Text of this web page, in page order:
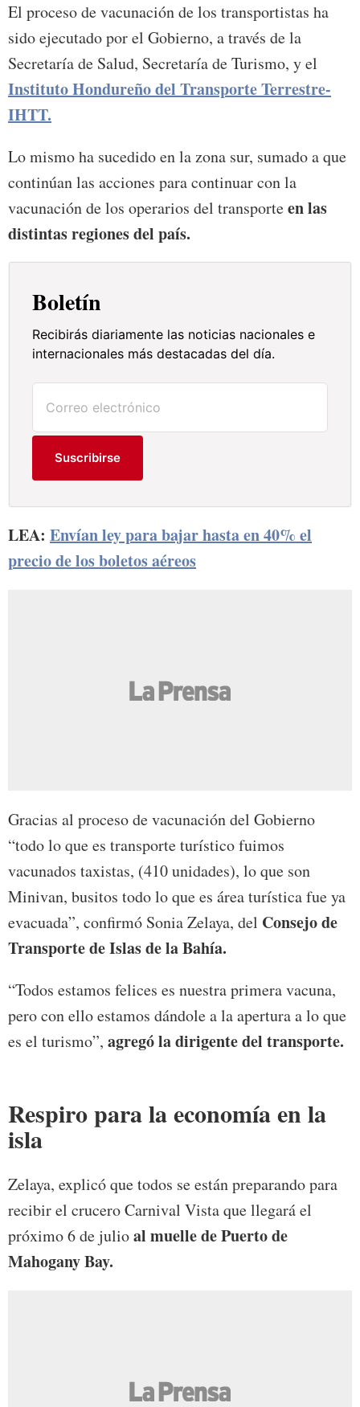
El proceso de vacunación de los transportistas ha
sido ejecutado por el Gobierno, a través de la
Secretaría de Salud, Secretaría de Turismo, y el
Instituto Hondureño del Transporte Terrestre-
IHTT.
Lo mismo ha sucedido en la zona sur, sumado a que
continúan las acciones para continuar con la
vacunación de los operarios del transporteen las
distintas regiones del país.
Boletín
Recibirás diariamente las noticias nacionales e
internacionales más destacadas del día.
Suscribirse
LEA: Envían ley para bajar hasta en 40% el
precio de los boletos aéreos
Gracias al proceso de vacunación del Gobierno
“todo lo que es transporte turístico fuimos
vacunados taxistas, (410 unidades), lo que son
Minivan, busitos todo lo que es área turística fue ya
evacuada”, confirmó Sonia Zelaya, del Consejo de
Transporte de Islas de la Bahía.
“Todos estamos felices es nuestra primera vacuna,
pero con ello estamos dándole a la apertura a lo que
es el turismo”, agregó la dirigente del transporte.
Respiro para la economía en la
isla
Zelaya, explicó que todos se están preparando para
recibir el crucero Carnival Vista que llegará el
próximo 6 de julioal muelle de Puerto de
Mahogany Bay.